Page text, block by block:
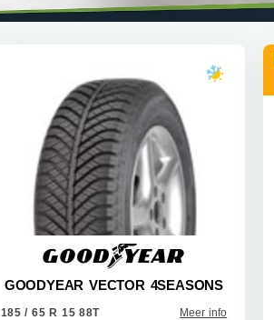
GOODYEAR VECTOR 4SEASONS
185 / 65 R 15 88T Meer info